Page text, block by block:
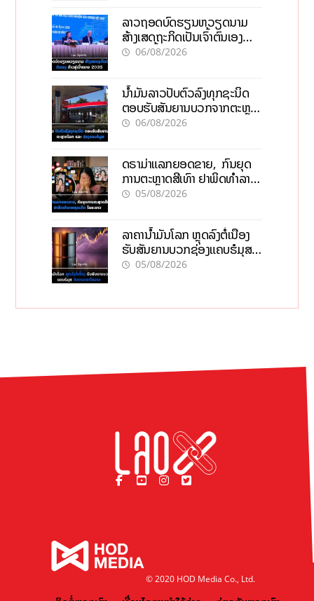
ລາວຖອດບົດຮຽນຫວຽດນາມ
ສ້າງເສດຖະກິດເປັນເຈົ້າຕົນເອງ
ກ້າວສູ່ເປົ້າໝາຍ 2035
06/08/2026
ນໍ້າມັນລາວປັບຕົວລົງທຸກຊະນິດ
ຕອບຮັບສັນຍານບວກຈາກຕະຫຼາດ
ໂລກ ແລະ ຊ່ອງແຄບຮໍມູສ
06/08/2026
ດຣາມ່າແລກຍອດຂາຍ, ກົນຍຸດ
ການຕະຫຼາດສີເທົາ ຢາພິດທຳລາຍ
ທຸລະກິດ ໄລຍະຍາວ
05/08/2026
ລາຄານ້ຳມັນໂລກ ຫຼຸດລົງຕໍ່ເນື່ອງ
ຮັບສັນຍານບວກຊ່ອງແຄບຮໍມຸສ
ຈັບຕາລາຄາໃນລາວ
05/08/2026
© 2020 HOD Media Co., Ltd.